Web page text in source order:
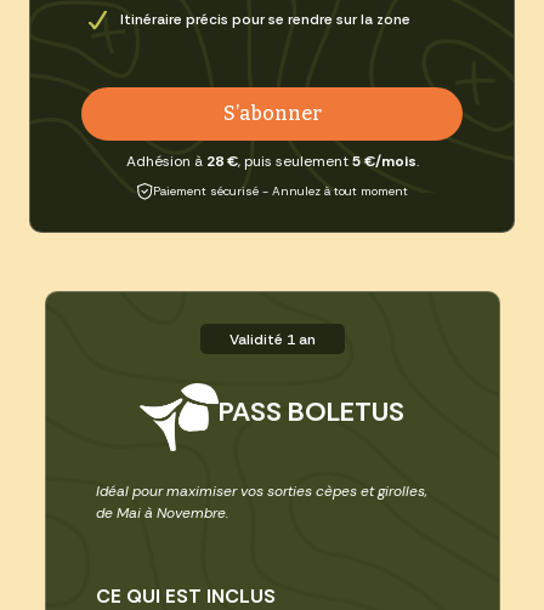
Validité 1 an
PASS BOLETUS
Idéal pour maximiser vos sorties cèpes et girolles,
de Mai à Novembre.
CE QUI EST INCLUS
Itinéraire précis pour se rendre sur la zone
S’abonner
Adhésion à 28 €, puis seulement5 €/mois.
Paiement sécurisé - Annulez à tout moment